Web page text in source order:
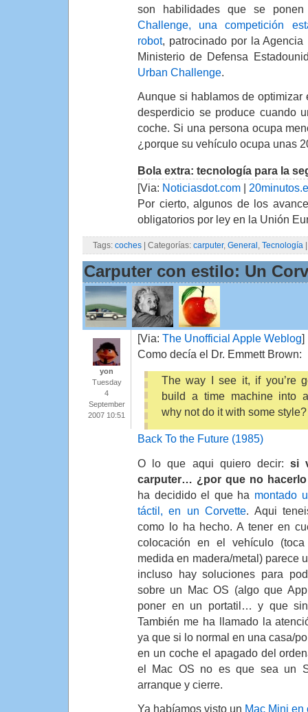
son habilidades que se
Challenge, una competición
robot, patrocinado por la
Ministerio de Defensa
Urban Challenge
Aunque si hablamos de optimizar
desperdicio se produce cuando
coche. Si una persona ocupa
¿porque su vehículo ocupa unas
Bola extra: tecnología para la
[Via: Noticiasdot.com
Por cierto, algunos de los
obligatorios por ley en la Unión
Tags: coches | Categorías: carputer, General , Tecnología
Carputer con estilo: Un
yon
Tuesday
4
September
2007 10:51
[Via: The Unofficial Apple Weblog]
Como decía el Dr. Emmett Brown:
The way I see it, if you’re
build a time machine into
why not do it with some style?
Back To the Future (1985)
O lo que aqui quiero decir: si
carputer… ¿por que no
ha decidido el que ha montado
táctil, en un Corvette . Aqui
como lo ha hecho. A tener en
colocación en el vehículo
medida en madera/metal) parece
incluso hay soluciones para
sobre un Mac OS (algo que
poner en un portatil… y que
También me ha llamado la
ya que si lo normal en una casa/
en un coche el apagado del
el Mac OS no es que sea un
arranque y cierre.
Ya habíamos visto un Mac Mini en